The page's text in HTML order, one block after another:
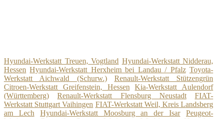
Hyundai-Werkstatt Treuen, Vogtland Hyundai-Werkstatt Nidderau,
Hessen Hyundai-Werkstatt Herxheim bei Landau / Pfalz Toyota-
Werkstatt Aichwald (Schurw.)
Renault-Werkstatt Stützengrün
Citroen-Werkstatt Greifenstein, Hessen
Kia-Werkstatt Aulendorf
(Württemberg)
Renault-Werkstatt Flensburg Neustadt
FIAT-
Werkstatt Stuttgart Vaihingen FIAT-Werkstatt Weil, Kreis Landsberg
am Lech
Hyundai-Werkstatt Moosburg an der Isar
Peugeot-